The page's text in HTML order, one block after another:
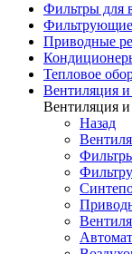
Фильтры для
Приводные
Тепловое
Вентиляция
Вентиляция
Назад